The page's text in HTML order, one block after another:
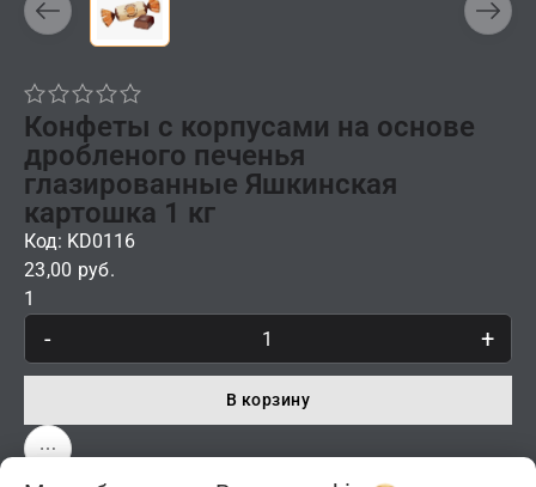
Конфеты с корпусами на основе
дробленого печенья
глазированные Яшкинская
картошка 1 кг
Код: KD0116
23,00 руб.
1
- +
В корзину